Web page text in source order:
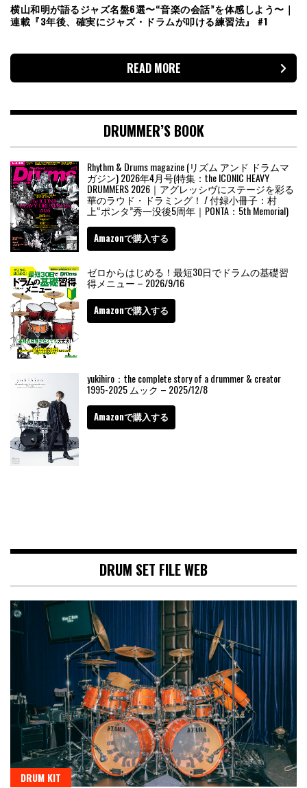
横山和明が語るジャズ名盤6選〜“音楽の会話”を体感しよう〜｜
連載『3年後、確実にジャズ・ドラムが叩ける練習法』 #1
READ MORE
DRUMMER’S BOOK
Rhythm & Drums magazine (リズム アンド ドラムマ
ガジン) 2026年4月号(特集：the ICONIC HEAVY
DRUMMERS 2026｜アグレッシヴにステージを彩る
華のラウド・ドラミング！ / 付録小冊子：村
上“ポンタ”秀一没後5周年｜PONTA：5th Memorial)
Amazonで購入する
ゼロからはじめる！最短30日でドラムの基礎習
得メニュー – 2026/9/16
Amazonで購入する
yukihiro：the complete story of a drummer & creator
1995-2025 ムック – 2025/12/8
Amazonで購入する
DRUM SET FILE WEB
DRUM KIT